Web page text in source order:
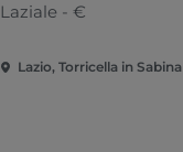
Laziale - €
Lazio, Torricella in Sabina